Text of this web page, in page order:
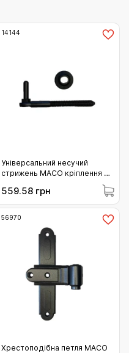
14144
Універсальний несучий
стрижень MACO кріплення в
регулюванням Р-р 3 чорний
(14144)
559.58 грн
56970
Хрестоподібна петля MACO